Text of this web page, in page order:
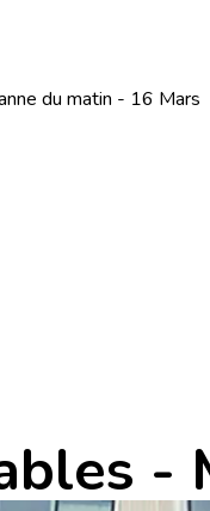
du matin - 16 Mars
-